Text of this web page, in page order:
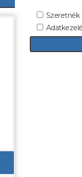
Szeretnék